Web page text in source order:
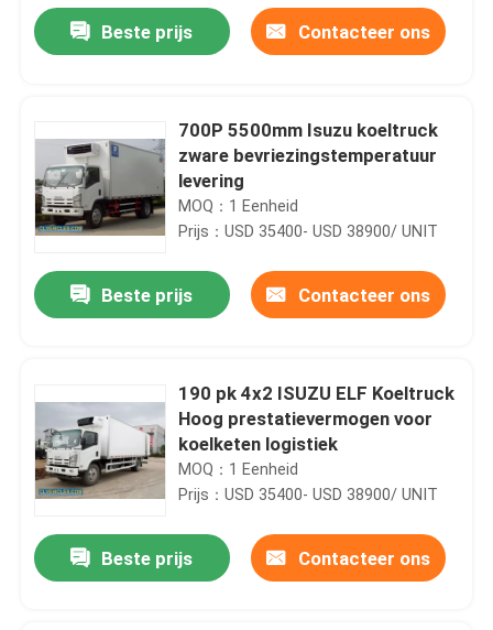
Beste prijs Contacteer ons
700P 5500mm Isuzu koeltruck
zware bevriezingstemperatuur
levering
MOQ：1 Eenheid
Prijs：USD 35400- USD 38900/ UNIT
Beste prijs Contacteer ons
190 pk 4x2 ISUZU ELF Koeltruck
Hoog prestatievermogen voor
koelketen logistiek
MOQ：1 Eenheid
Prijs：USD 35400- USD 38900/ UNIT
Beste prijs Contacteer ons